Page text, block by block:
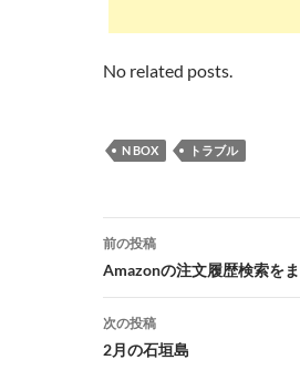
No related posts.
N BOX トラブル
投
稿
ナ
ビ
前の投稿
Amazonの注文履歴検索を
次の投稿
2月の石垣島